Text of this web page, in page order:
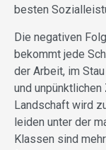
besten
Die negativen
bekommt jede
der Arbeit, im
und
Landschaft wird
leiden unter der
Klassen sind